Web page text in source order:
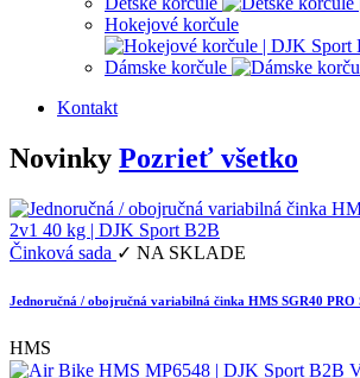
Hokejové korčule
Dámske korčule
Kontakt
Novinky Pozrieť všetko
Činková sada ✓ NA SKLADE
Jednoručná / obojručná variabilná činka HMS SGR40 PRO
HMS